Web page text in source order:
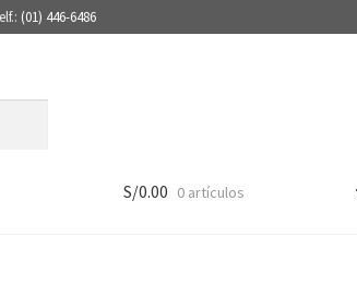
(01) 446-6486
S/0.00 0 artículos